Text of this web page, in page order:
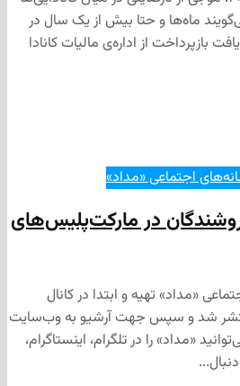
و حتا بیش از یک سال در
از اداره‌ی مالیات کانادا
«مداد»
در مارکت‌پلیس‌های
و ابتدا در کانال
جهت آرشیو به وب‌سایت
در تلگرام، اینستاگرام،